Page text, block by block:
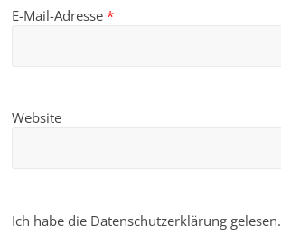
E-Mail-Adresse*
Website
Ich habe die Datenschutzerklärung gelesen.